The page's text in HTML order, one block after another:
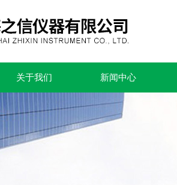
关于我们 新闻中心